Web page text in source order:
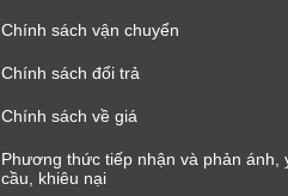
Chính sách vận chuyển
Chính sách đổi trả
Chính sách về giá
Phương thức tiếp nhận và phản ánh,
cầu, khiêu nại